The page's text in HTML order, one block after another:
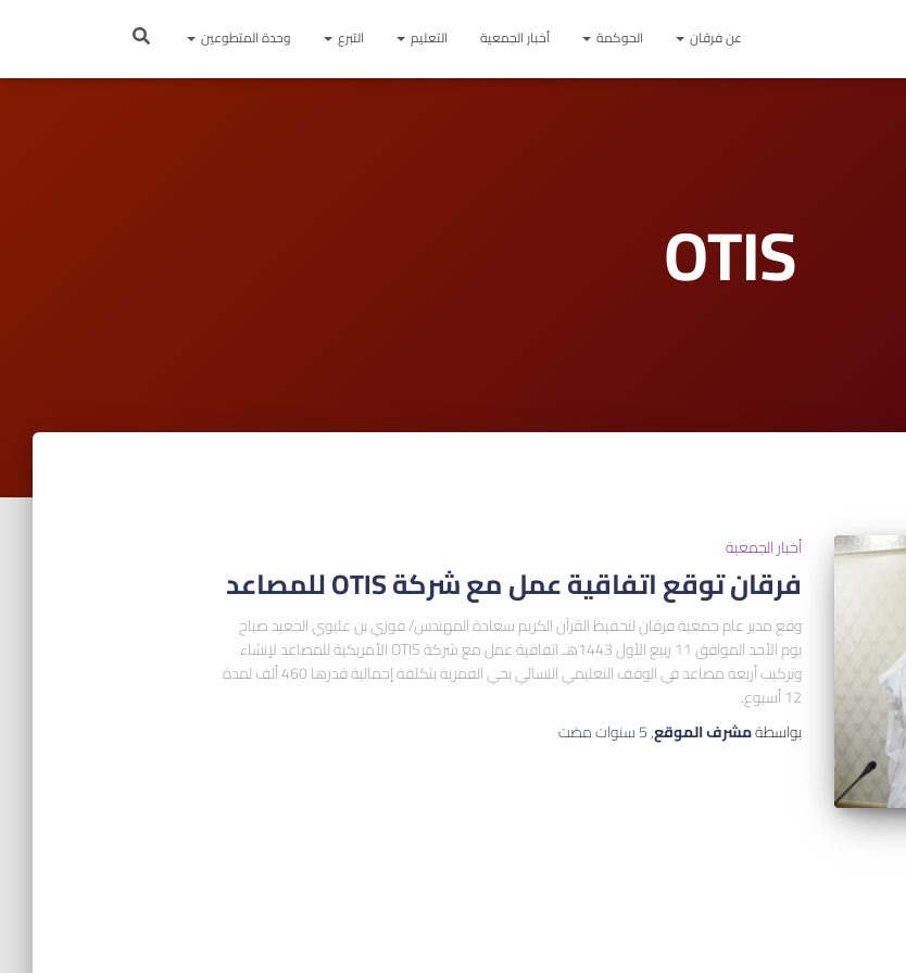
عن فرقان الحوكمة أخبار الجمعية التعليم التبرع وحدة المتطوعين
OTIS
أخبار الجمعية
فرقان توقع اتفاقية عمل مع شركة OTIS للمصاعد
وقع مدير عام جمعية فرقان لتحفيظ القرآن الكريم سعادة المهندس/ فوزي بن عليوي الجعيد صباح
يوم الأحد الموافق 11 ربيع الأول 1443هـ اتفاقية عمل مع شركة OTIS الأمريكية للمصاعد لإنشاء
وتركيب أربعة مصاعد في الوقف التعليمي النسائي بحي القمرية بتكلفة إجمالية قدرها 460 ألف لمدة
12 أسبوع.
بواسطةمشرف الموقع,5 سنوات مضت